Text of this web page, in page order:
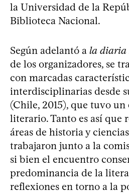
la Universidad de la
Biblioteca Nacional.
Según adelantó a la diaria
de los organizadores, se
con marcadas
interdisciplinarias desde
(Chile, 2015), que tuvo un
literario. Tanto es así que
áreas de historia y
trabajaron junto a la
si bien el encuentro
predominancia de la
reflexiones en torno a la